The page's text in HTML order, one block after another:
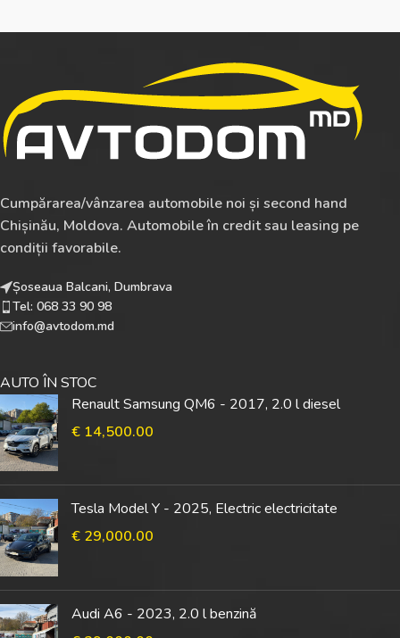
Cumpărarea/vânzarea automobile noi și second hand
Chișinău, Moldova. Automobile în credit sau leasing pe
condiții favorabile.
Șoseaua Balcani, Dumbrava
Tel: 068 33 90 98
info@avtodom.md
AUTO ÎN STOC
Renault Samsung QM6 - 2017, 2.0 l diesel
€ 14,500.00
Tesla Model Y - 2025, Electric electricitate
€ 29,000.00
Audi A6 - 2023, 2.0 l benzină